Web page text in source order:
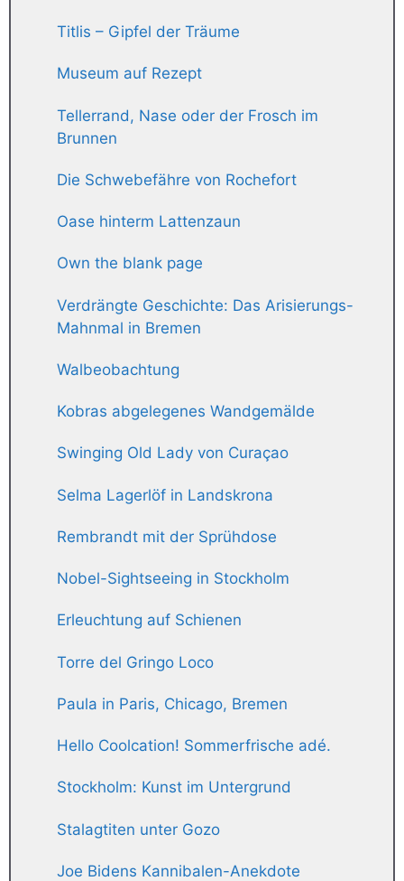
Titlis – Gipfel der Träume
Museum auf Rezept
Tellerrand, Nase oder der Frosch im
Brunnen
Die Schwebefähre von Rochefort
Oase hinterm Lattenzaun
Own the blank page
Verdrängte Geschichte: Das Arisierungs-
Mahnmal in Bremen
Walbeobachtung
Kobras abgelegenes Wandgemälde
Swinging Old Lady von Curaçao
Selma Lagerlöf in Landskrona
Rembrandt mit der Sprühdose
Nobel-Sightseeing in Stockholm
Erleuchtung auf Schienen
Torre del Gringo Loco
Paula in Paris, Chicago, Bremen
Hello Coolcation! Sommerfrische adé.
Stockholm: Kunst im Untergrund
Stalagtiten unter Gozo
Joe Bidens Kannibalen-Anekdote